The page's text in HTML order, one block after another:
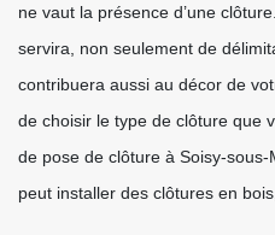
ne vaut la présence d’une
servira, non seulement de
contribuera aussi au décor de
de choisir le type de clôture que
de pose de clôture à Soisy-
peut installer des clôtures en